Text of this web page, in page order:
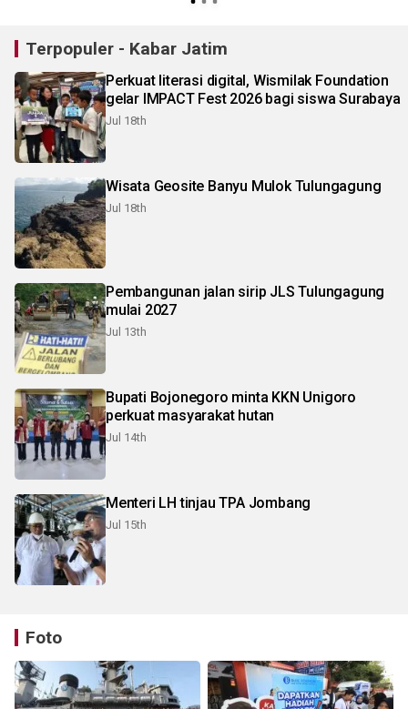
Terpopuler - Kabar Jatim
Perkuat literasi digital, Wismilak Foundation
gelar IMPACT Fest 2026 bagi siswa Surabaya
Jul 18th
Wisata Geosite Banyu Mulok Tulungagung
Jul 18th
Pembangunan jalan sirip JLS Tulungagung
mulai 2027
Jul 13th
Bupati Bojonegoro minta KKN Unigoro
perkuat masyarakat hutan
Jul 14th
Menteri LH tinjau TPA Jombang
Jul 15th
Foto